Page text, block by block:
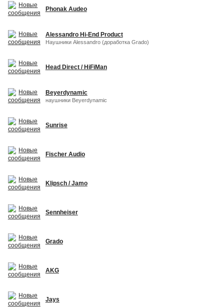
Phonak Audeo
Alessandro Hi-End Product
Наушники Alessandro (доработка Grado)
Head Direct / HiFiMan
Beyerdynamic
наушники Beyerdynamic
Sunrise
Fischer Audio
Klipsch / Jamo
Sennheiser
Grado
AKG
Jays